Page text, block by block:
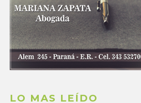
LO MAS LEÍDO